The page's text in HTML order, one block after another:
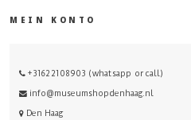
MEIN KONTO
+31622108903 (whatsapp or call)
info@museumshopdenhaag.nl
Den Haag